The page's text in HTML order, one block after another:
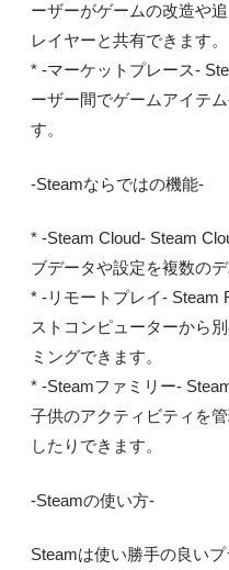
ーザーがゲームの改造や
レイヤーと共有できます。
* -マーケットプレース-
ーザー間でゲームアイテ
す。
-Steamならではの機能-
* -Steam Cloud- Steam
ブデータや設定を複数の
* -リモートプレイ- Steam
ストコンピューターから
ミングできます。
* -Steamファミリー-
子供のアクティビティを
したりできます。
-Steamの使い方-
Steamは使い勝手の良いプ